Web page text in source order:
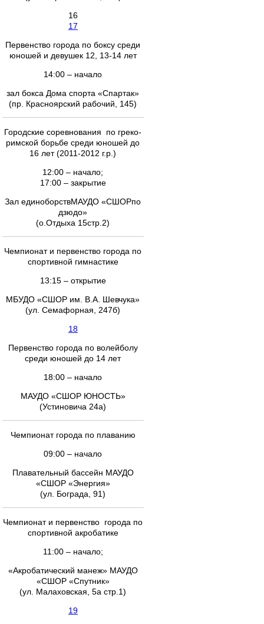
16
17
Первенство города по боксу среди
юношей и девушек 12, 13-14 лет
14:00 – начало
зал бокса Дома спорта «Спартак»
(пр. Красноярский рабочий, 145)
Городские соревнования по греко-
римской борьбе среди юношей до
16 лет (2011-2012 г.р.)
12:00 – начало;
17:00 – закрытие
Зал единоборствМАУДО «СШОРпо
дзюдо»
(о.Отдыха 15стр.2)
Чемпионат и первенство города по
спортивной гимнастике
13:15 – открытие
МБУДО «СШОР им. В.А. Шевчука»
(ул. Семафорная, 247б)
18
Первенство города по волейболу
среди юношей до 14 лет
18:00 – начало
МАУДО «СШОР ЮНОСТЬ»
(Устиновича 24а)
Чемпионат города по плаванию
09:00 – начало
Плавательный бассейн МАУДО
«СШОР «Энергия»
(ул. Бограда, 91)
Чемпионат и первенство города по
спортивной акробатике
11:00 – начало;
«Акробатический манеж» МАУДО
«СШОР «Спутник»
(ул. Малаховская, 5а стр.1)
19